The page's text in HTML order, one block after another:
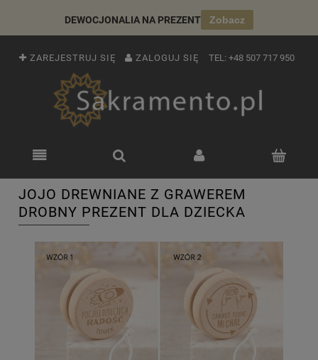
DEWOCJONALIA NA PREZENT Zobacz
ZAREJESTRUJ SIĘ ZALOGUJ SIĘ TEL: +48 507 717 950
JOJO DREWNIANE Z GRAWEREM
DROBNY PREZENT DLA DZIECKA